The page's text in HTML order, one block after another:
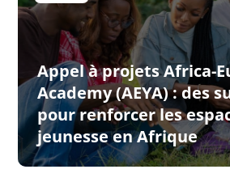
Appel à projets Africa-
Academy (AEYA) : des
pour renforcer les
jeunesse en Afrique